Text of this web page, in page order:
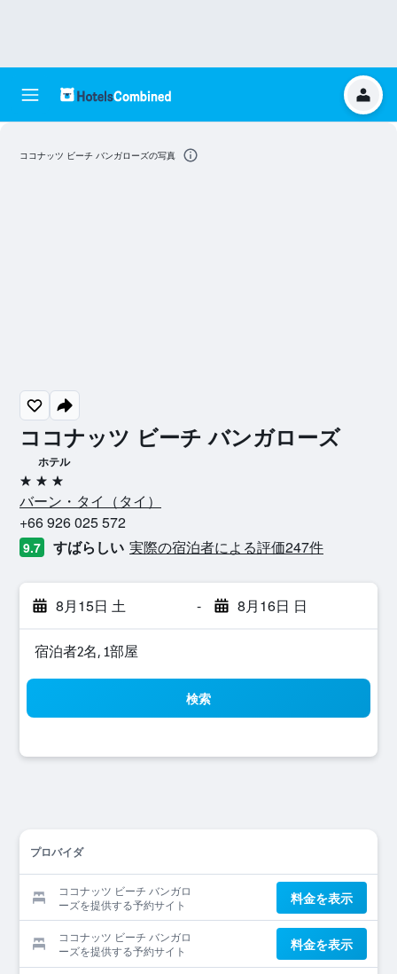
ココナッツ ビーチ バンガローズ
ホテル
3つ星
バーン・タイ​（タイ​）​
+66 926 025 572
9.7 すばらしい 実際の宿泊者による評価247​件
8月15日 土 - 8月16日 日
宿泊者2名, 1​部屋
検索
プロバイダ
ココナッツ ビーチ バンガロ
ーズを提供する予約サイト
料金を表示
ココナッツ ビーチ バンガロ
ーズを提供する予約サイト
料金を表示
ココナッツ ビーチ バンガローズの写真